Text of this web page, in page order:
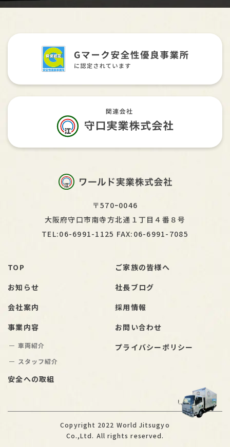
〒570ｰ0046
大阪府守口市南寺方北通１丁目４番８号
TEL:06-6991-1125 FAX:06-6991-7085
TOP
お知らせ
会社案内
事業内容
車両紹介
スタッフ紹介
安全への取組
ご家族の皆様へ
社長ブログ
採用情報
お問い合わせ
プライバシーポリシー
Copyright 2022 World Jitsugyo
Co.,Ltd. All rights reserved.